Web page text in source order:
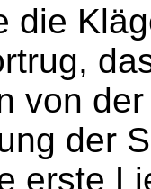
die
von
der
erste